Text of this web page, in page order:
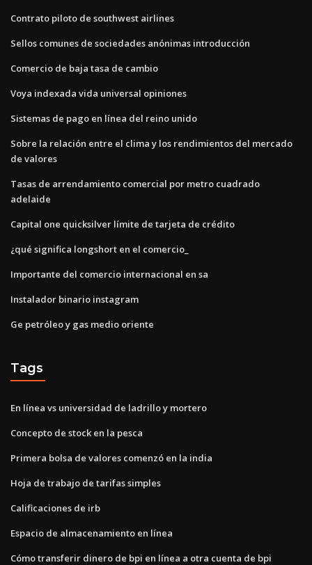
Contrato piloto de southwest airlines
Sellos comunes de sociedades anónimas introducción
Comercio de baja tasa de cambio
Voya indexada vida universal opiniones
Sistemas de pago en línea del reino unido
Sobre la relación entre el clima y los rendimientos del mercado
de valores
Tasas de arrendamiento comercial por metro cuadrado
adelaide
Capital one quicksilver límite de tarjeta de crédito
¿qué significa longshort en el comercio_
Importante del comercio internacional en sa
Instalador binario instagram
Ge petróleo y gas medio oriente
Tags
En línea vs universidad de ladrillo y mortero
Concepto de stock en la pesca
Primera bolsa de valores comenzó en la india
Hoja de trabajo de tarifas simples
Calificaciones de irb
Espacio de almacenamiento en línea
Cómo transferir dinero de bpi en línea a otra cuenta de bpi